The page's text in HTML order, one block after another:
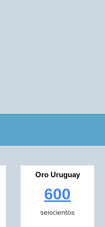
Oro Uruguay
600
seiscientos